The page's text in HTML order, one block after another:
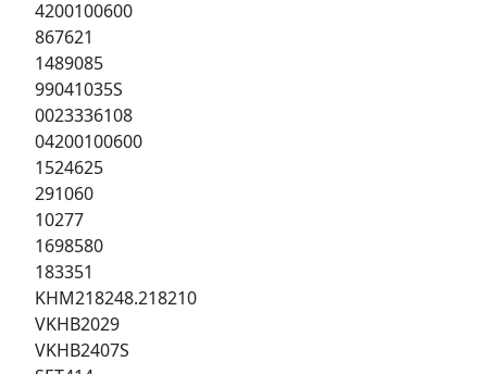
4200100600
867621
1489085
99041035S
0023336108
04200100600
1524625
291060
10277
1698580
183351
KHM218248.218210
VKHB2029
VKHB2407S